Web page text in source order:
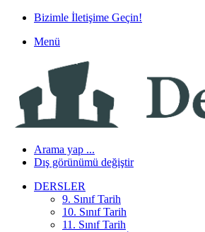
Bizimle İletişime Geçin!
Menü
Arama yap ...
Dış görünümü değiştir
DERSLER
9. Sınıf Tarih
10. Sınıf Tarih
11. Sınıf Tarih